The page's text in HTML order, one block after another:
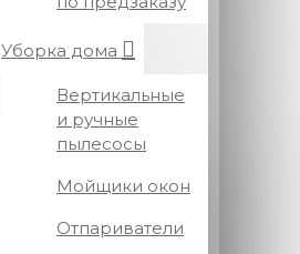
Уборка дома
Вертикальные
и ручные
пылесосы
Мойщики окон
Отпариватели